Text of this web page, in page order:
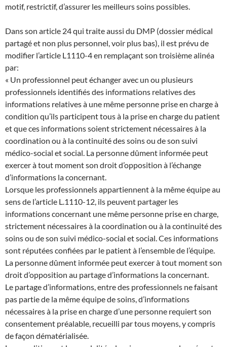
motif, restrictif, d’assurer les meilleurs soins possibles.
Dans son article 24 qui traite aussi du DMP (dossier médical
partagé et non plus personnel, voir plus bas), il est prévu de
modifier l’article L1110-4 en remplaçant son troisième alinéa
par:
« Un professionnel peut échanger avec un ou plusieurs
professionnels identifiés des informations relatives des
informations relatives à une même personne prise en charge à
condition qu’ils participent tous à la prise en charge du patient
et que ces informations soient strictement nécessaires à la
coordination ou à la continuité des soins ou de son suivi
médico-social et social. La personne dûment informée peut
exercer à tout moment son droit d’opposition à l’échange
d’informations la concernant.
Lorsque les professionnels appartiennent à la même équipe au
sens de l’article L.1110-12, ils peuvent partager les
informations concernant une même personne prise en charge,
strictement nécessaires à la coordination ou à la continuité des
soins ou de son suivi médico-social et social. Ces informations
sont réputées confiées par le patient à l’ensemble de l’équipe.
La personne dûment informée peut exercer à tout moment son
droit d’opposition au partage d’informations la concernant.
Le partage d’informations, entre des professionnels ne faisant
pas partie de la même équipe de soins, d’informations
nécessaires à la prise en charge d’une personne requiert son
consentement préalable, recueilli par tous moyens, y compris
de façon dématérialisée.